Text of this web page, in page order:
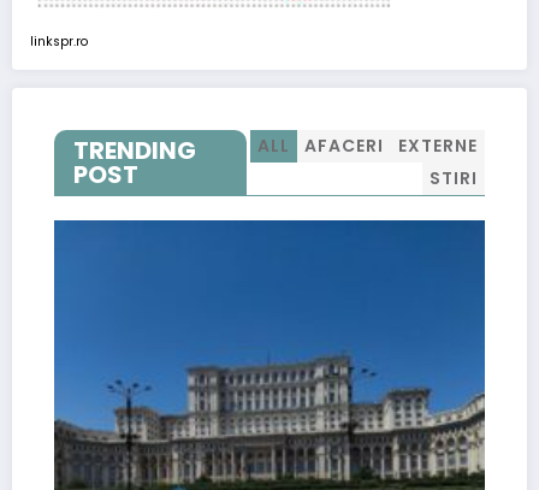
linkspr.ro
TRENDING
POST
ALL AFACERI
EXTERNE
STIRI